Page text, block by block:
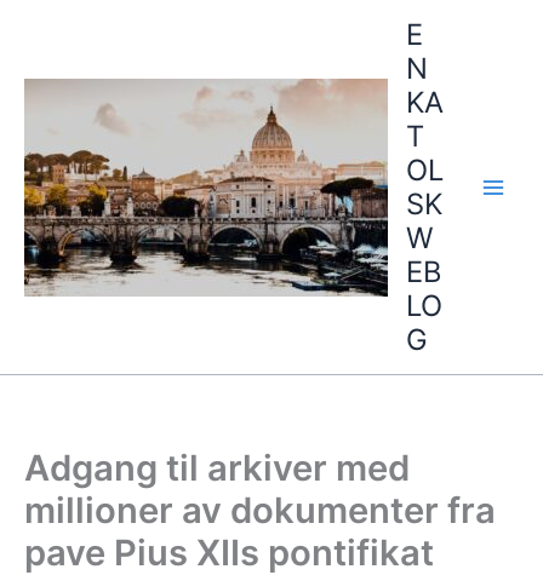
E
N
KA
T
OL
SK
W
EB
LO
G
Adgang til arkiver med
millioner av dokumenter fra
pave Pius XIIs pontifikat